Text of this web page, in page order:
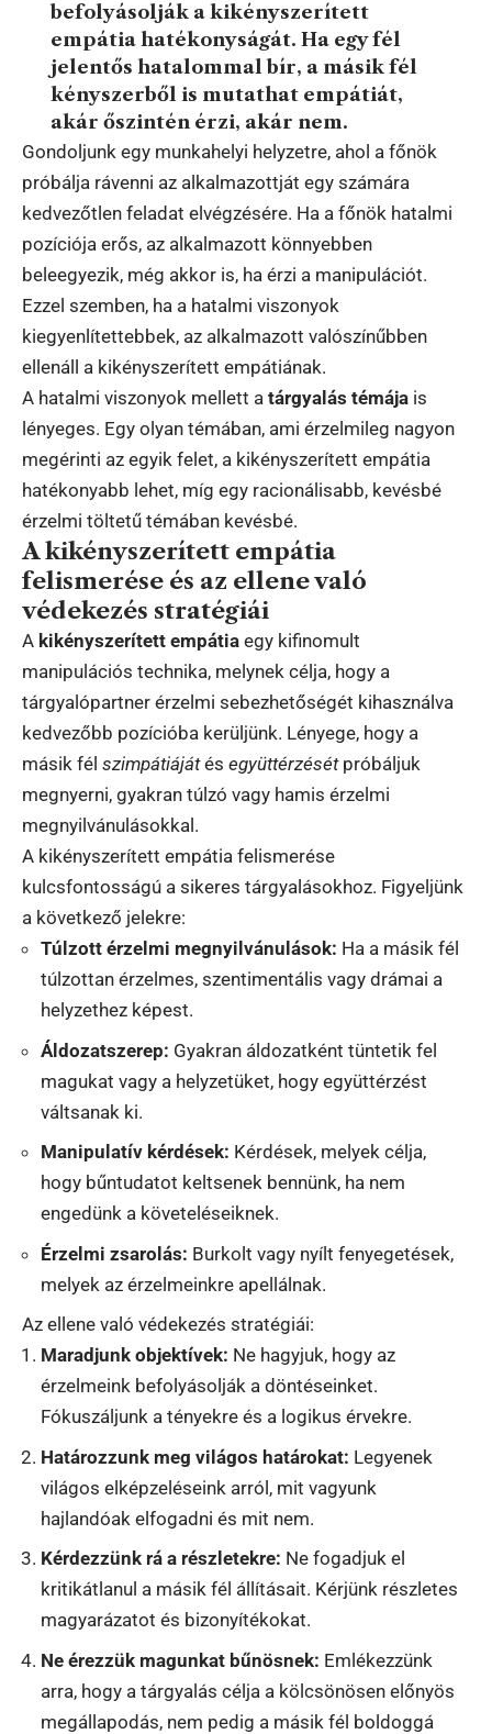
befolyásolják a kikényszerített
empátia hatékonyságát. Ha egy fél
jelentős hatalommal bír, a másik fél
kényszerből is mutathat empátiát,
akár őszintén érzi, akár nem.
Gondoljunk egy munkahelyi helyzetre, ahol a főnök
próbálja rávenni az alkalmazottját egy számára
kedvezőtlen feladat elvégzésére. Ha a főnök hatalmi
pozíciója erős, az alkalmazott könnyebben
beleegyezik, még akkor is, ha érzi a manipulációt.
Ezzel szemben, ha a hatalmi viszonyok
kiegyenlítettebbek, az alkalmazott valószínűbben
ellenáll a kikényszerített empátiának.
A hatalmi viszonyok mellett a tárgyalás témája is
lényeges. Egy olyan témában, ami érzelmileg nagyon
megérinti az egyik felet, a kikényszerített empátia
hatékonyabb lehet, míg egy racionálisabb, kevésbé
érzelmi töltetű témában kevésbé.
A kikényszerített empátia
felismerése és az ellene való
védekezés stratégiái
A kikényszerített empátia egy kifinomult
manipulációs technika, melynek célja, hogy a
tárgyalópartner érzelmi sebezhetőségét kihasználva
kedvezőbb pozícióba kerüljünk. Lényege, hogy a
másik fél szimpátiájátés együttérzésétpróbáljuk
megnyerni, gyakran túlzó vagy hamis érzelmi
megnyilvánulásokkal.
A kikényszerített empátia felismerése
kulcsfontosságú a sikeres tárgyalásokhoz. Figyeljünk
a következő jelekre:
Túlzott érzelmi megnyilvánulások: Ha a másik fél
túlzottan érzelmes, szentimentális vagy drámai a
helyzethez képest.
Áldozatszerep: Gyakran áldozatként tüntetik fel
magukat vagy a helyzetüket, hogy együttérzést
váltsanak ki.
Manipulatív kérdések: Kérdések, melyek célja,
hogy bűntudatot keltsenek bennünk, ha nem
engedünk a követeléseiknek.
Érzelmi zsarolás: Burkolt vagy nyílt fenyegetések,
melyek az érzelmeinkre apellálnak.
Az ellene való védekezés stratégiái:
Maradjunk objektívek: Ne hagyjuk, hogy az
érzelmeink befolyásolják a döntéseinket.
Fókuszáljunk a tényekre és a logikus érvekre.
Határozzunk meg világos határokat: Legyenek
világos elképzeléseink arról, mit vagyunk
hajlandóak elfogadni és mit nem.
Kérdezzünk rá a részletekre: Ne fogadjuk el
kritikátlanul a másik fél állításait. Kérjünk részletes
magyarázatot és bizonyítékokat.
Ne érezzük magunkat bűnösnek: Emlékezzünk
arra, hogy a tárgyalás célja a kölcsönösen előnyös
megállapodás, nem pedig a másik fél boldoggá